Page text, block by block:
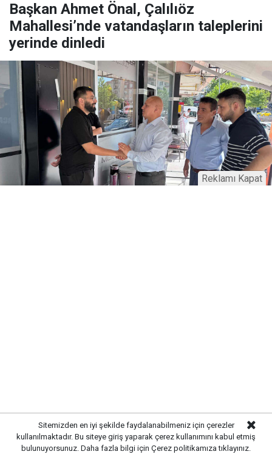
Başkan Ahmet Önal, Çalılıöz
Mahallesi’nde vatandaşların taleplerini
yerinde dinledi
Sitemizden en iyi şekilde faydalanabilmeniz için çerezler
kullanılmaktadır. Bu siteye giriş yaparak çerez kullanımını kabul etmiş
bulunuyorsunuz. Daha fazla bilgi için Çerez politikamıza tıklayınız.
Reklamı Kapat